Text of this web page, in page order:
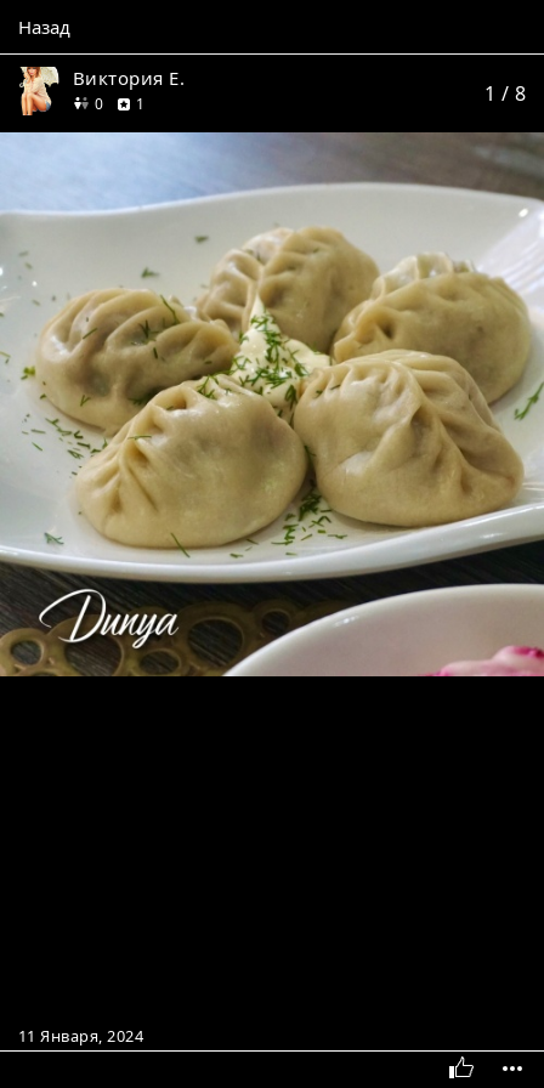
Назад
Виктория Е.
0друзей
1 1 / 8
11 Января, 2024